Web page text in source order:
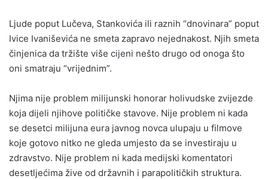
Ljude poput Lučeva, Stankovića ili raznih “dnovinara” poput
Ivice Ivaniševića ne smeta zapravo nejednakost. Njih smeta
činjenica da tržište više cijeni nešto drugo od onoga što
oni smatraju “vrijednim”.
Njima nije problem milijunski honorar holivudske zvijezde
koja dijeli njihove političke stavove. Nije problem ni kada
se desetci milijuna eura javnog novca ulupaju u filmove
koje gotovo nitko ne gleda umjesto da se investiraju u
zdravstvo. Nije problem ni kada medijski komentatori
desetljećima žive od državnih i parapolitičkih struktura.